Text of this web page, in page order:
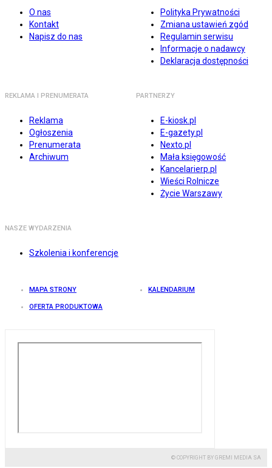
O nas
Kontakt
Napisz do nas
Polityka Prywatności
Zmiana ustawień zgód
Regulamin serwisu
Informacje o nadawcy
Deklaracja dostępności
REKLAMA I PRENUMERATA
Reklama
Ogłoszenia
Prenumerata
Archiwum
PARTNERZY
E-kiosk.pl
E-gazety.pl
Nexto.pl
Mała księgowość
Kancelarierp.pl
Wieści Rolnicze
Życie Warszawy
NASZE WYDARZENIA
Szkolenia i konferencje
MAPA STRONY KALENDARIUM
OFERTA PRODUKTOWA
© COPYRIGHT BY GREMI MEDIA SA